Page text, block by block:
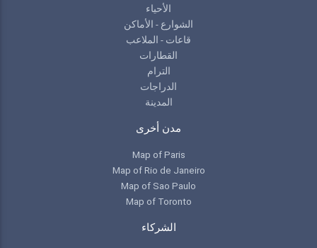
الأحياء
الشوارع - الأماكن
قاعات - الملاعب
القطارات
الترام
الدراجات
المدينة
مدن أخرى
Map of Paris
Map of Rio de Janeiro
Map of Sao Paulo
Map of Toronto
الشركاء